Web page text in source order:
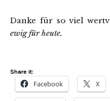
Danke für so viel
ewig für heute.
Share it:
Facebook X